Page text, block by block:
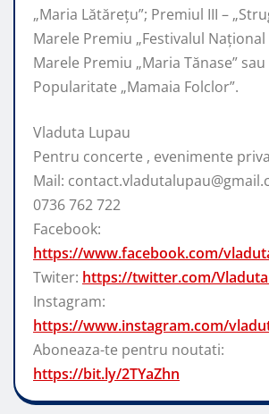
„Maria Lătărețu”; Premiul III –
Marele Premiu „Festivalul Național
Marele Premiu „Maria Tănase”
Popularitate „Mamaia Folclor”.
Vladuta Lupau
Pentru concerte , evenimente
Mail:
0736 762 722
Facebook:
https://www.facebook.com/
Twiter: https://twitter.com/
Instagram:
https://www.instagram.com/
Aboneaza-te pentru noutati:
https://bit.ly/2TYaZhn